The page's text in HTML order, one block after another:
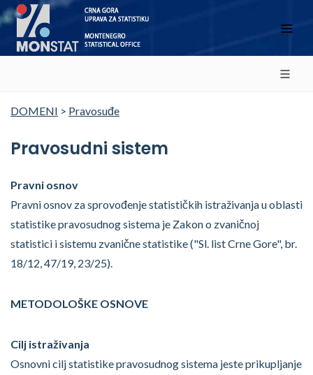
DOMENI > Pravosuđe
Pravosudni sistem
Pravni osnov
Pravni osnov za sprovođenje statističkih istraživanja u oblasti
statistike pravosudnog sistema je Zakon o zvaničnoj
statistici i sistemu zvanične statistike ("Sl. list Crne Gore", br.
18/12, 47/19, 23/25).
METODOLOŠKE OSNOVE
Cilj istraživanja
Osnovni cilj statistike pravosudnog sistema jeste prikupljanje